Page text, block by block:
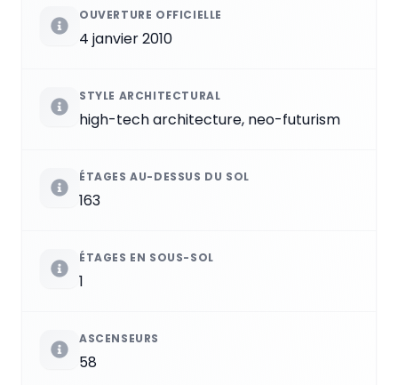
OUVERTURE OFFICIELLE
4 janvier 2010
STYLE ARCHITECTURAL
high-tech architecture, neo-futurism
ÉTAGES AU-DESSUS DU SOL
163
ÉTAGES EN SOUS-SOL
1
ASCENSEURS
58